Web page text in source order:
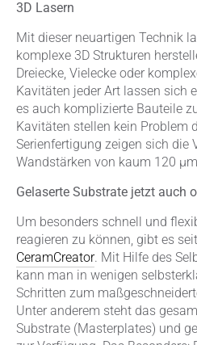
3D Lasern
Mit dieser neuartigen Technik
komplexe 3D Strukturen
Dreiecke, Vielecke oder
Kavitäten jeder Art lassen sich
es auch komplizierte Bauteile
Kavitäten stellen kein Problem
Serienfertigung zeigen sich die
Wandstärken von kaum 120
Gelaserte Substrate jetzt auch
Um besonders schnell und
reagieren zu können, gibt es
CeramCreator. Mit Hilfe des
kann man in wenigen
Schritten zum
Unter anderem steht das
Substrate (Masterplates) und